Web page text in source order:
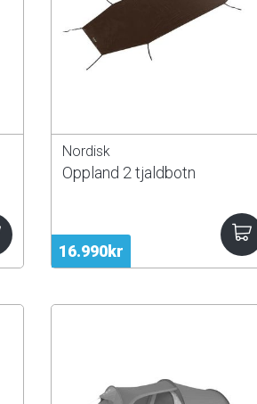
16.990kr
Nordisk
Oppland 2 tjaldbotn